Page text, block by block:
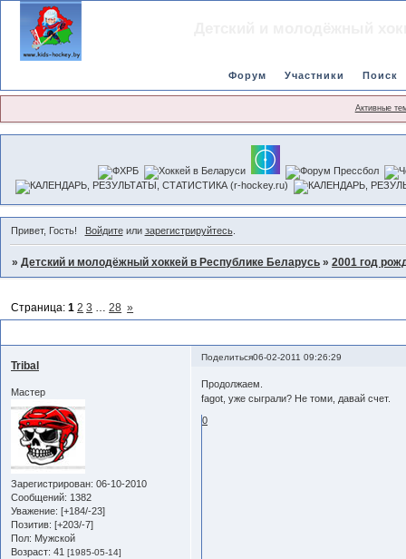
Форум Участники Поиск
Активные
Привет, Гость! Войдитеили зарегистрируйтесь.
»Детский и молодёжный хоккей в Республике Беларусь »2001 год
Страница:1 2 3 … 28 »
Поделиться06-02-2011 09:26:29
Tribal
Мастер
Зарегистрирован: 06-10-2010
Сообщений: 1382
Уважение: [+184/-23]
Позитив: [+203/-7]
Пол: Мужской
Возраст: 41 [1985-05-14]
Продолжаем.
fagot, уже сыграли? Не томи, давай счет.
0